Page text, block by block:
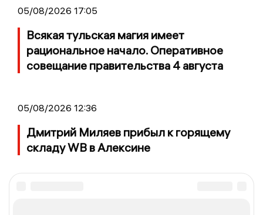
05/08/2026 17:05
Всякая тульская магия имеет
рациональное начало. Оперативное
совещание правительства 4 августа
05/08/2026 12:36
Дмитрий Миляев прибыл к горящему
складу WB в Алексине